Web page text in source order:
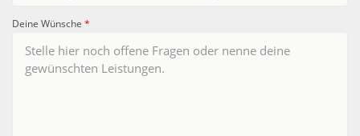
Deine Wünsche *